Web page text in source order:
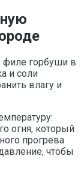
филе горбуши в
и соли
влагу и
огня, который
прогрева
чтобы